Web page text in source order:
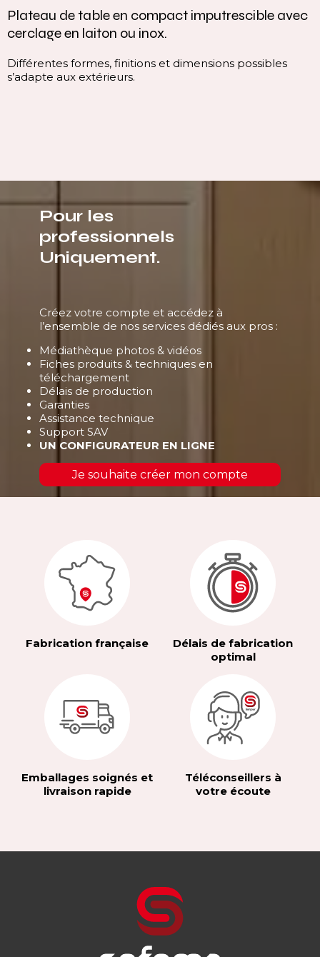
Plateau de table en compact imputrescible avec
cerclage en laiton ou inox.
Différentes formes, finitions et dimensions possibles
s’adapte aux extérieurs.
Pour les
professionnels
Uniquement.
Créez votre compte et accédez à
l’ensemble de nos services dédiés aux pros :
Médiathèque photos & vidéos
Fiches produits & techniques en
téléchargement
Délais de production
Garanties
Assistance technique
Support SAV
UN CONFIGURATEUR EN LIGNE
Je souhaite créer mon compte
Fabrication française
Délais de fabrication
optimal
Emballages soignés et
livraison rapide
Téléconseillers à
votre écoute